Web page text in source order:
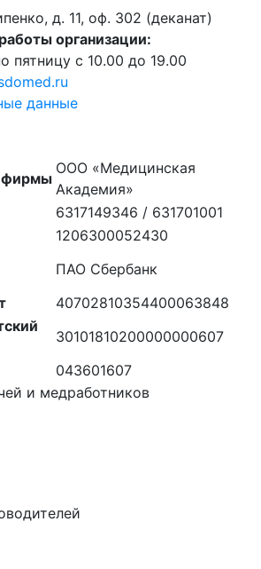
д. 11, оф. 302 (деканат)
организации:
пятницу с 10.00 до 19.00
данные
фирмы
ООО «Медицинская
Академия»
6317149346 / 631701001
1206300052430
ПАО Сбербанк
40702810354400063848
30101810200000000607
043601607
и медработников